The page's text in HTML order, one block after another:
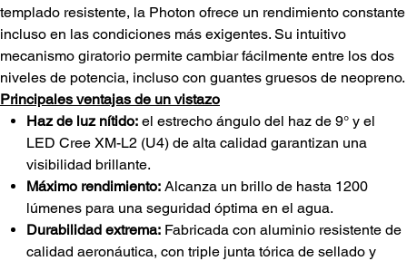
templado resistente, la Photon ofrece un rendimiento constante
incluso en las condiciones más exigentes. Su intuitivo
mecanismo giratorio permite cambiar fácilmente entre los dos
niveles de potencia, incluso con guantes gruesos de neopreno.
Principales ventajas de un vistazo
Haz de luz nítido:el estrecho ángulo del haz de 9° y el
LED Cree XM-L2 (U4) de alta calidad garantizan una
visibilidad brillante.
Máximo rendimiento:Alcanza un brillo de hasta 1200
lúmenes para una seguridad óptima en el agua.
Durabilidad extrema:Fabricada con aluminio resistente de
calidad aeronáutica, con triple junta tórica de sellado y